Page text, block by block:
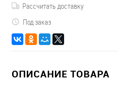
Рассчитать доставку
Под заказ
ОПИСАНИЕ ТОВАРА